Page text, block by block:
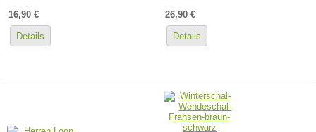
16,90 €
Details
26,90 €
Details